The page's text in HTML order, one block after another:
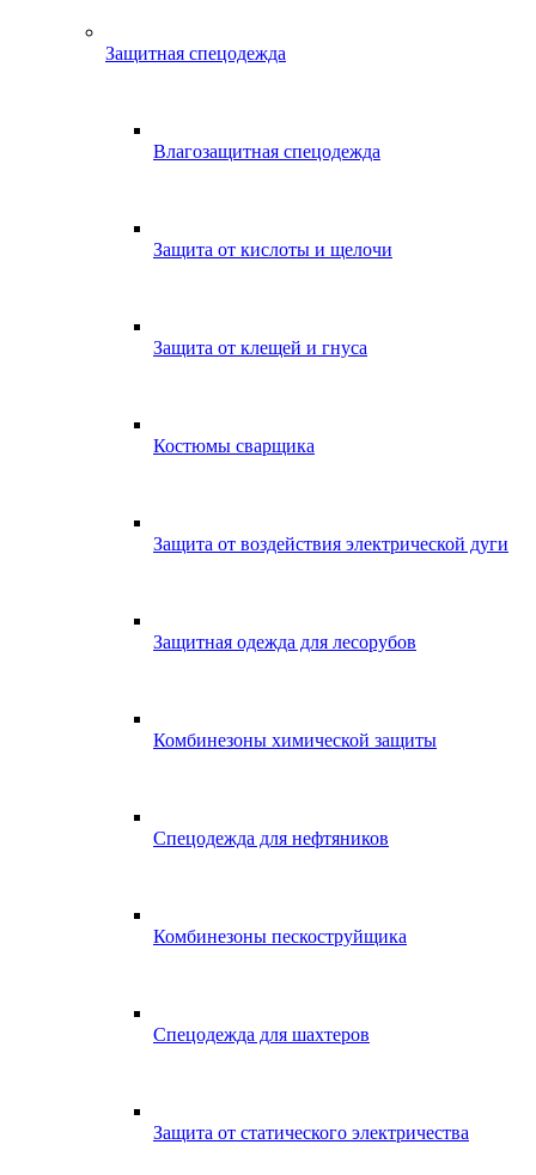
Защитная спецодежда
Влагозащитная спецодежда
Защита от кислоты и щелочи
Защита от клещей и гнуса
Костюмы сварщика
Защита от воздействия электрической дуги
Защитная одежда для лесорубов
Комбинезоны химической защиты
Спецодежда для нефтяников
Комбинезоны пескоструйщика
Спецодежда для шахтеров
Защита от статического электричества